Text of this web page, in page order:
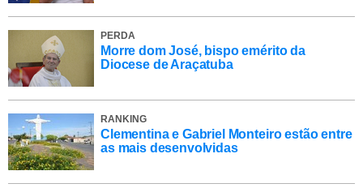
PERDA
Morre dom José, bispo emérito da
Diocese de Araçatuba
RANKING
Clementina e Gabriel Monteiro estão entre
as mais desenvolvidas